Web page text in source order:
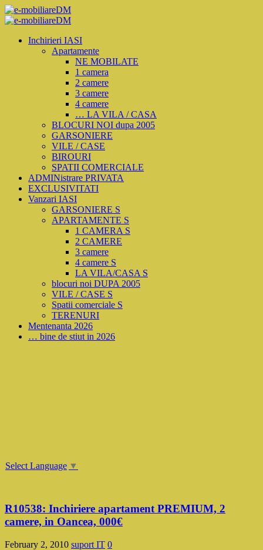
Inchirieri IASI
Apartamente
NE MOBILATE
1 camera
2 camere
3 camere
4 camere
… LA VILA / CASA
BLOCURI NOI dupa 2005
GARSONIERE
VILE / CASE
BIROURI
SPATII COMERCIALE
ADMINistrare PRIVATA
EXCLUSIVITATI
Vanzari IASI
GARSONIERE S
APARTAMENTE S
1 CAMERA S
2 CAMERE
3 camere
4 camere S
LA VILA/CASA S
blocuri noi DUPA 2005
VILE / CASE S
Spatii comerciale S
TERENURI
Mentenanta 2026
… bine de stiut in 2026
Select Language ▼
R10538: Inchiriere apartament PREMIUM, 2
camere, in Oancea, 000€
February 2, 2010 suport IT 0